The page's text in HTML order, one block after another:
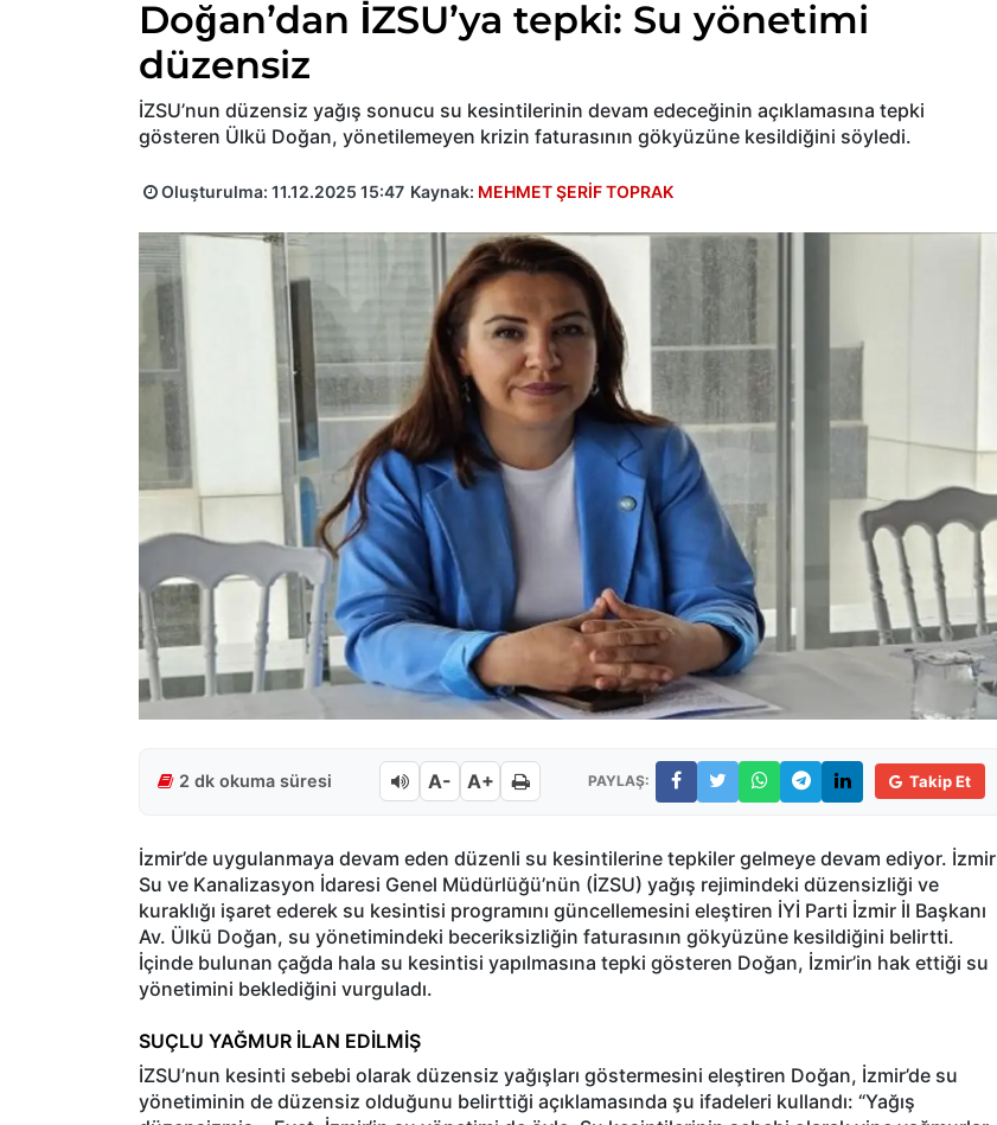
Doğan’dan İZSU’ya tepki: Su yönetimi
düzensiz
İZSU’nun düzensiz yağış sonucu su kesintilerinin devam edeceğinin açıklamasına tepki
gösteren Ülkü Doğan, yönetilemeyen krizin faturasının gökyüzüne kesildiğini söyledi.
Oluşturulma: 11.12.2025 15:47 Kaynak: MEHMET ŞERİF TOPRAK
2 dk okuma süresi A- A+ PAYLAŞ: Takip Et
İzmir’de uygulanmaya devam eden düzenli su kesintilerine tepkiler gelmeye devam ediyor. İzmir
Su ve Kanalizasyon İdaresi Genel Müdürlüğü’nün (İZSU) yağış rejimindeki düzensizliği ve
kuraklığı işaret ederek su kesintisi programını güncellemesini eleştiren İYİ Parti İzmir İl Başkanı
Av. Ülkü Doğan, su yönetimindeki beceriksizliğin faturasının gökyüzüne kesildiğini belirtti.
İçinde bulunan çağda hala su kesintisi yapılmasına tepki gösteren Doğan, İzmir’in hak ettiği su
yönetimini beklediğini vurguladı.
SUÇLU YAĞMUR İLAN EDİLMİŞ
İZSU’nun kesinti sebebi olarak düzensiz yağışları göstermesini eleştiren Doğan, İzmir’de su
yönetiminin de düzensiz olduğunu belirttiği açıklamasında şu ifadeleri kullandı: “Yağış